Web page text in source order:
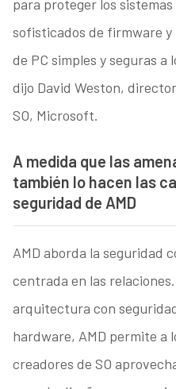
para proteger los
sofisticados de firmware
de PC simples y seguras
dijo David Weston,
SO, Microsoft.
A medida que las
también lo hacen las
seguridad de AMD
AMD aborda la seguridad
centrada en las
arquitectura con
hardware, AMD permite a
creadores de SO